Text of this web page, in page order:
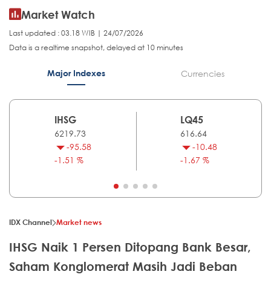
Market Watch
Last updated : 03.18 WIB | 24/07/2026
Data is a realtime snapshot, delayed at 10 minutes
Major Indexes Currencies
IHSG
6219.73
-95.58
-1.51 %
LQ45
616.64
-10.48
-1.67 %
IDX Channel Market news
IHSG Naik 1 Persen Ditopang Bank Besar,
Saham Konglomerat Masih Jadi Beban